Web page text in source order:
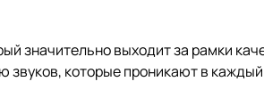
значительно выходит за рамки
которые проникают в каждый